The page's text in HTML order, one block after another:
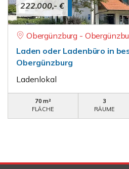
222.000,- €
Obergünzburg -
Laden oder Ladenbüro in
Obergünzburg
Ladenlokal
70 m²
FLÄCHE
3
RÄUME